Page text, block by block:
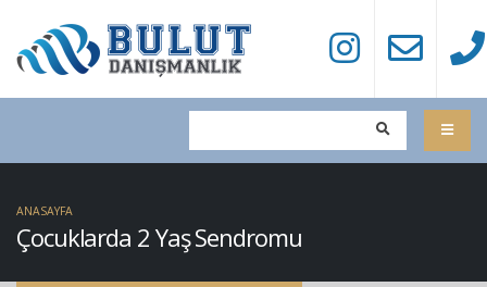
Çocuklarda 2 Yaş Sendromu
ANASAYFA